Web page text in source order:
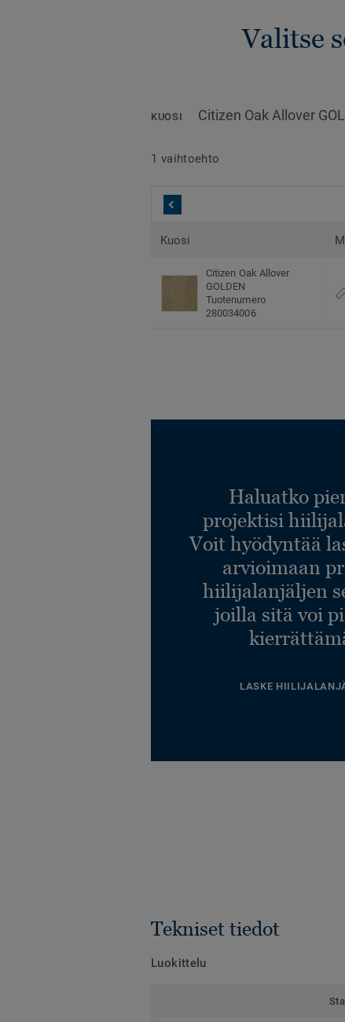
Valitse
KUOSI Citizen Oak Allover
1 vaihtoehto
Kuosi
Citizen Oak Allover
GOLDEN
Tuotenumero
280034006
Haluatko
projektisi
Voit hyödyntää
arvioimaan
hiilijalanjäljen
joilla sitä voi
LASKE
Tekniset tiedot
Luokittelu